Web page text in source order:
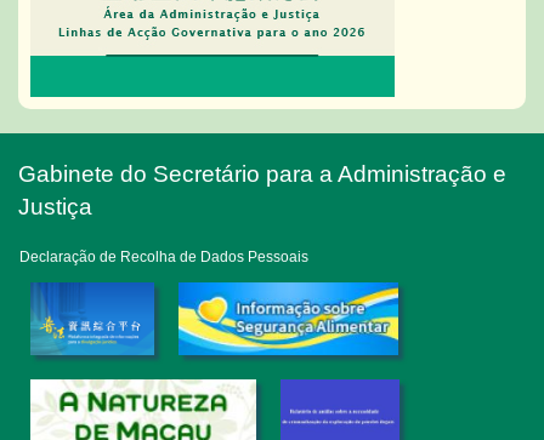
Gabinete do Secretário para a Administração e
Justiça
Declaração de Recolha de Dados Pessoais